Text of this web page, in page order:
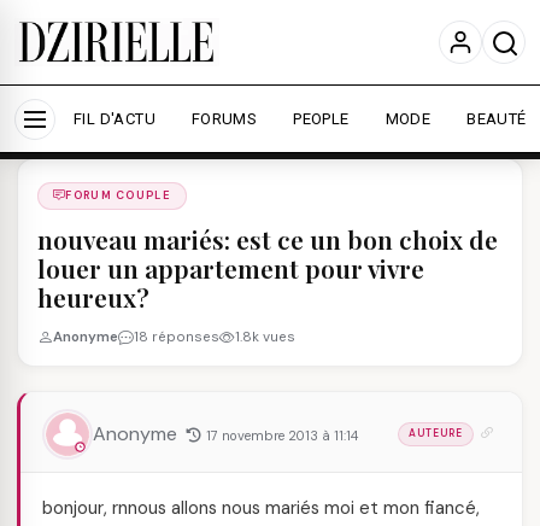
Nous utilisons des cookies pour améliorer votre
expérience et mesurer l'audience.
En savoir plus
Accepter tout Personnaliser
FIL D'ACTU FORUMS PEOPLE MODE BEAUTÉ
Forums
FORUM COUPLE
nouveau mariés: est ce un bon choix de
louer un appartement pour vivre
heureux?
Anonyme 18 réponses 1.8k vues
Anonyme 17 novembre 2013 à 11:14 AUTEURE
bonjour, rnnous allons nous mariés moi et mon fiancé,